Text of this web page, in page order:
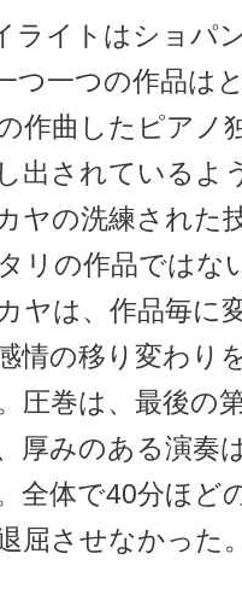
ライトはショパ
つ一つの作品は
作曲したピアノ
出されているよ
ヤの洗練された
リの作品ではな
ヤは、作品毎に
情の移り変わり
圧巻は、最後の
厚みのある演奏
全体で40分ほど
屈させなかった